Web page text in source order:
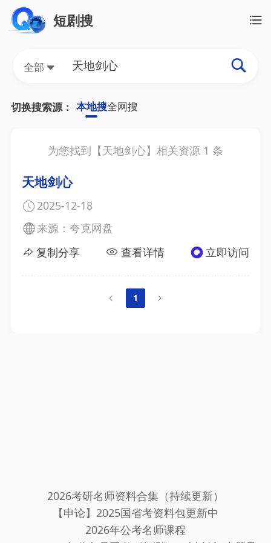
短剧搜
全部
切换搜索源： 本地搜全网搜
为您找到【天地剑心】相关资源 1 条
天地剑心
2025-12-18
来源：夸克网盘
复制分享
查看详情 立即访问
1
2026考研名师资料合集（持续更新）
【申论】2025国省考资料包更新中
2026年公考名师课程